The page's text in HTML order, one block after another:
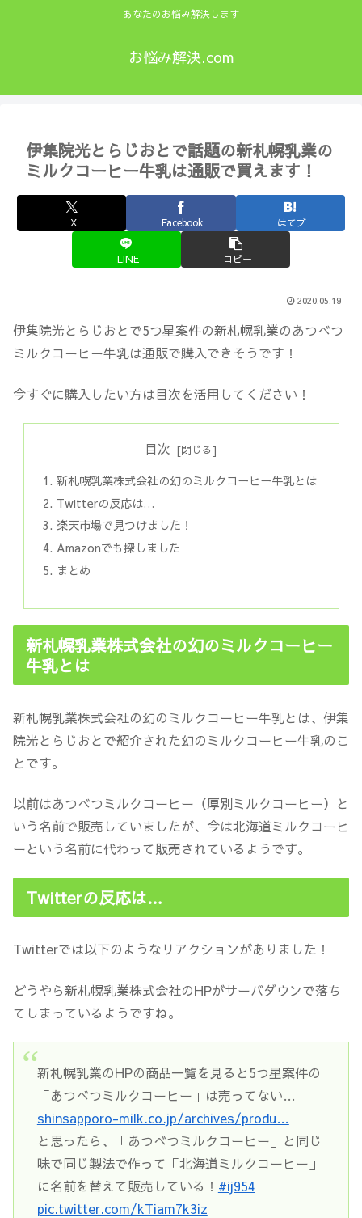
あなたのお悩み解決します
お悩み解決.com
伊集院光とらじおとで話題の新札幌乳業の
ミルクコーヒー牛乳は通販で買えます！
X Facebook はてブ
LINE コピー
2020.05.19
伊集院光とらじおとで5つ星案件の新札幌乳業のあつべつ
ミルクコーヒー牛乳は通販で購入できそうです！
今すぐに購入したい方は目次を活用してください！
目次
新札幌乳業株式会社の幻のミルクコーヒー牛乳とは
Twitterの反応は…
楽天市場で見つけました！
Amazonでも探しました
まとめ
新札幌乳業株式会社の幻のミルクコーヒー
牛乳とは
新札幌乳業株式会社の幻のミルクコーヒー牛乳とは、伊集
院光とらじおとで紹介された幻のミルクコーヒー牛乳のこ
とです。
以前はあつべつミルクコーヒー（厚別ミルクコーヒー）と
いう名前で販売していましたが、今は北海道ミルクコーヒ
ーという名前に代わって販売されているようです。
Twitterの反応は…
Twitterでは以下のようなリアクションがありました！
どうやら新札幌乳業株式会社のHPがサーバダウンで落ち
てしまっているようですね。
新札幌乳業のHPの商品一覧を見ると5つ星案件の
「あつべつミルクコーヒー」は売ってない…
shinsapporo-milk.co.jp/archives/produ…
と思ったら、「あつべつミルクコーヒー」と同じ
味で同じ製法で作って「北海道ミルクコーヒー」
に名前を替えて販売している！ #ij954
pic.twitter.com/kTiam7k3iz